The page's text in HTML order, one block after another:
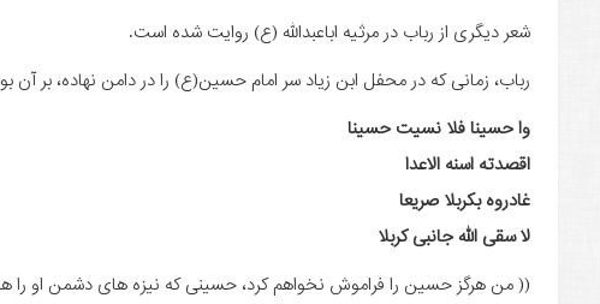
شعر دیگری از رباب در مرثیه اباعبدالله (ع) روایت شده است.
رباب، زمانی که در محفل ابن زیاد سر امام حسین(ع) را در دامن نهاده، بر آن
وا حسینا فلا نسیت حسینا
اقصدته اسنه الاعدا
غادروه بکربلا صریعا
لا سقی الله جانبی کربلا
(( من هرگز حسین را فراموش نخواهم کرد، حسینی که نیزه های دشمن او را